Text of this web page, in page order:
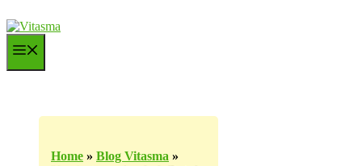
ke
Home » Blog Vitasma »